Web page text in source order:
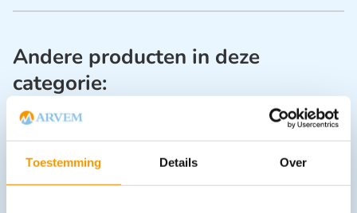
Toestemming Details Over
Andere producten in deze
categorie: